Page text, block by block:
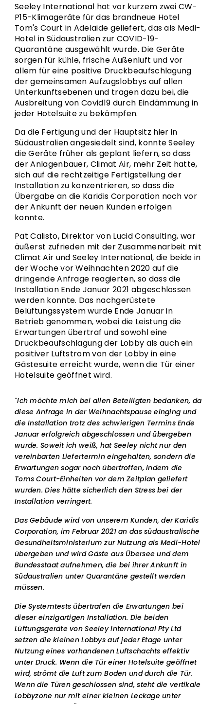
Seeley International hat vor kurzem zwei CW-
P15-Klimageräte für das brandneue Hotel
Tom's Court in Adelaide geliefert, das als Medi-
Hotel in Südaustralien zur COVID-19-
Quarantäne ausgewählt wurde. Die Geräte
sorgen für kühle, frische Außenluft und vor
allem für eine positive Druckbeaufschlagung
der gemeinsamen Aufzugslobbys auf allen
Unterkunftsebenen und tragen dazu bei, die
Ausbreitung von Covid19 durch Eindämmung in
jeder Hotelsuite zu bekämpfen.
Da die Fertigung und der Hauptsitz hier in
Südaustralien angesiedelt sind, konnte Seeley
die Geräte früher als geplant liefern, so dass
der Anlagenbauer, Climat Air, mehr Zeit hatte,
sich auf die rechtzeitige Fertigstellung der
Installation zu konzentrieren, so dass die
Übergabe an die Karidis Corporation noch vor
der Ankunft der neuen Kunden erfolgen
konnte.
Pat Calisto, Direktor von Lucid Consulting, war
äußerst zufrieden mit der Zusammenarbeit mit
Climat Air und Seeley International, die beide in
der Woche vor Weihnachten 2020 auf die
dringende Anfrage reagierten, so dass die
Installation Ende Januar 2021 abgeschlossen
werden konnte. Das nachgerüstete
Belüftungssystem wurde Ende Januar in
Betrieb genommen, wobei die Leistung die
Erwartungen übertraf und sowohl eine
Druckbeaufschlagung der Lobby als auch ein
positiver Luftstrom von der Lobby in eine
Gästesuite erreicht wurde, wenn die Tür einer
Hotelsuite geöffnet wird.
"Ich möchte mich bei allen Beteiligten bedanken, da
diese Anfrage in der Weihnachtspause einging und
die Installation trotz des schwierigen Termins Ende
Januar erfolgreich abgeschlossen und übergeben
wurde. Soweit ich weiß, hat Seeley nicht nur den
vereinbarten Liefertermin eingehalten, sondern die
Erwartungen sogar noch übertroffen, indem die
Toms Court-Einheiten vor dem Zeitplan geliefert
wurden. Dies hätte sicherlich den Stress bei der
Installation verringert.
Das Gebäude wird von unserem Kunden, der Karidis
Corporation, im Februar 2021 an das südaustralische
Gesundheitsministerium zur Nutzung als Medi-Hotel
übergeben und wird Gäste aus Übersee und dem
Bundesstaat aufnehmen, die bei ihrer Ankunft in
Südaustralien unter Quarantäne gestellt werden
müssen.
Die Systemtests übertrafen die Erwartungen bei
dieser einzigartigen Installation. Die beiden
Lüftungsgeräte von Seeley International Pty Ltd
setzen die kleinen Lobbys auf jeder Etage unter
Nutzung eines vorhandenen Luftschachts effektiv
unter Druck. Wenn die Tür einer Hotelsuite geöffnet
wird, strömt die Luft zum Boden und durch die Tür.
Wenn die Türen geschlossen sind, steht die vertikale
Lobbyzone nur mit einer kleinen Leckage unter